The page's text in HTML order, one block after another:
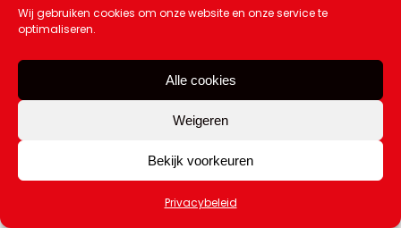
Wij gebruiken cookies om onze website en onze service te
optimaliseren.
Alle cookies
Weigeren
Bekijk voorkeuren
Privacybeleid
20 maart 2026